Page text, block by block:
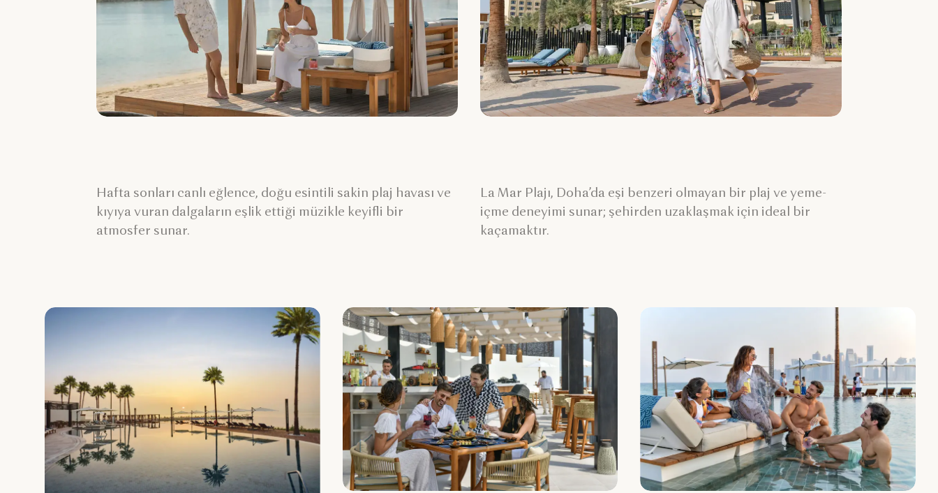
Hafta sonları canlı eğlence, doğu esintili sakin plaj havası ve
kıyıya vuran dalgaların eşlik ettiği müzikle keyifli bir
atmosfer sunar.
La Mar Plajı, Doha’da eşi benzeri olmayan bir plaj ve yeme-
içme deneyimi sunar; şehirden uzaklaşmak için ideal bir
kaçamaktır.